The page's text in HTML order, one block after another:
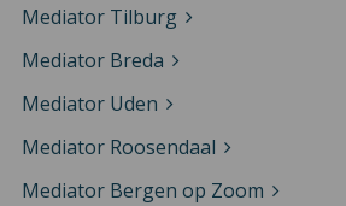
Mediator Tilburg
Mediator Breda
Mediator Uden
Mediator Roosendaal
Mediator Bergen op Zoom